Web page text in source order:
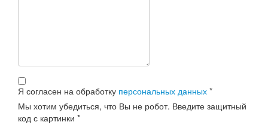
Я согласен на обработку персональных данных *
Мы хотим убедиться, что Вы не робот. Введите защитный
код с картинки *